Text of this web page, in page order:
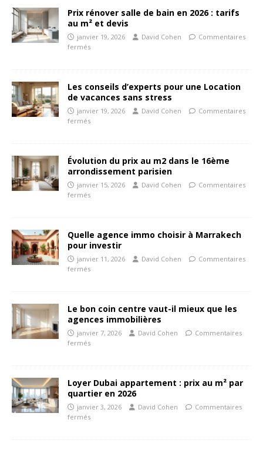
Prix rénover salle de bain en 2026 : tarifs
au m² et devis
janvier 19, 2026 David Cohen
Commentaires
fermés
Les conseils d’experts pour une Location
de vacances sans stress
janvier 19, 2026 David Cohen
Commentaires
fermés
Évolution du prix au m2 dans le 16ème
arrondissement parisien
janvier 15, 2026 David Cohen
Commentaires
fermés
Quelle agence immo choisir à Marrakech
pour investir
janvier 11, 2026 David Cohen
Commentaires
fermés
Le bon coin centre vaut-il mieux que les
agences immobilières
janvier 7, 2026 David Cohen
Commentaires
fermés
Loyer Dubai appartement : prix au m² par
quartier en 2026
janvier 3, 2026 David Cohen
Commentaires
fermés